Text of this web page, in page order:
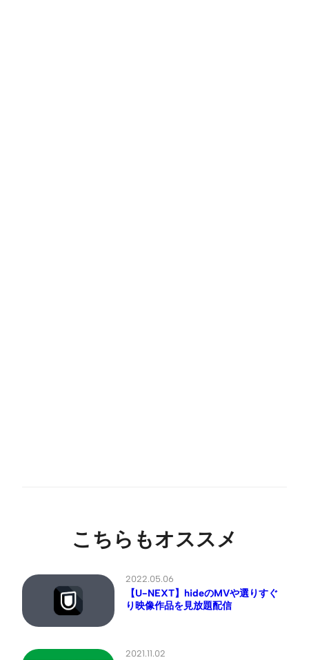
こちらもオススメ
2022.05.06
【U-NEXT】hideのMVや選りすぐ
り映像作品を見放題配信
2021.11.02